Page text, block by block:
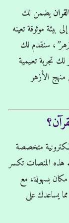
يضمن لك
بيئة موثوقة تعينه
، سنقدم لك
لك تجربة تعليمية
الأزهر
متخصصة
هذه المنصات تكسر
بسهولة، مع
يساعدك على